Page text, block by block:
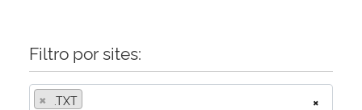
Filtro por sites:
×
× .TXT